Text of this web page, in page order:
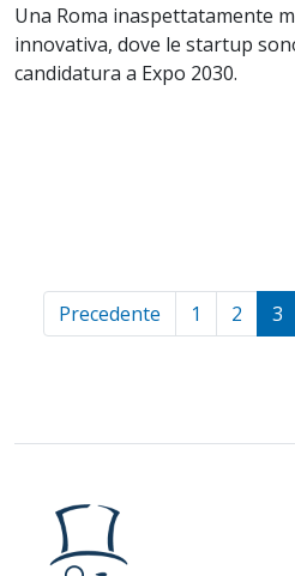
Una Roma inaspettatamente
innovativa, dove le startup
candidatura a Expo 2030.
Precedente 1 2 3